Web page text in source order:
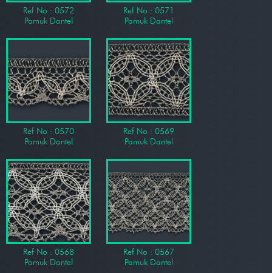
Ref No : 0572
Pamuk Dantel
Ref No : 0571
Pamuk Dantel
Ref No : 0570
Pamuk Dantel
Ref No : 0569
Pamuk Dantel
Ref No : 0568
Pamuk Dantel
Ref No : 0567
Pamuk Dantel